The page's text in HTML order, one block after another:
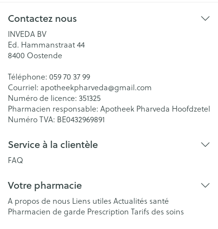
Contactez nous
INVEDA BV
Ed. Hammanstraat 44
8400 Oostende
Téléphone: 059 70 37 99
Courriel: apotheekpharveda@gmail.com
Numéro de licence: 351325
Pharmacien responsable: Apotheek Pharveda Hoofdzetel
Numéro TVA: BE0432969891
Service à la clientèle
FAQ
Votre pharmacie
A propos de nous Liens utiles Actualités santé
Pharmacien de garde Prescription Tarifs des soins